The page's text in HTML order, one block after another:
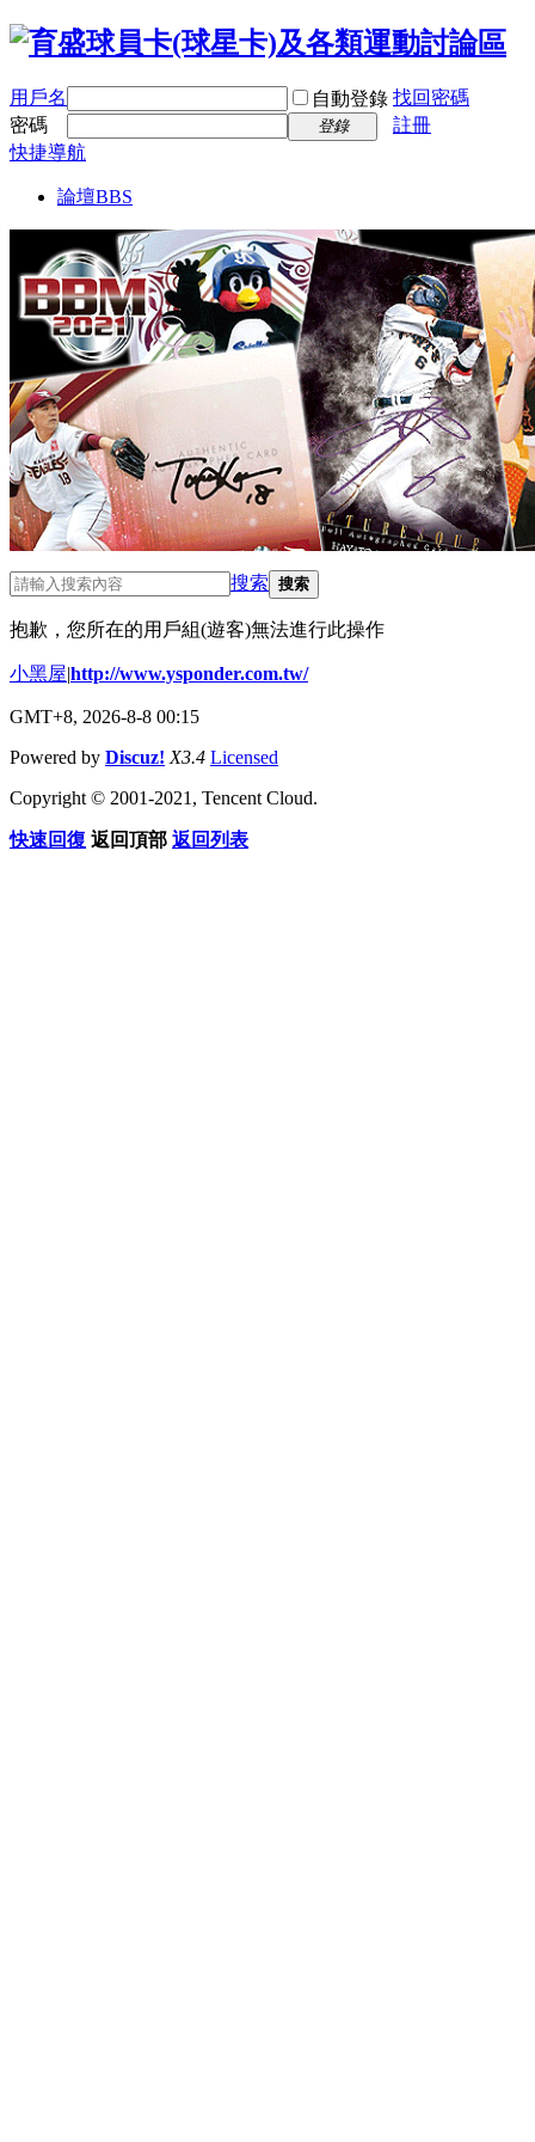
用戶名 自動登錄 找回密碼
密碼
登錄
註冊
快捷導航
論壇BBS
搜索 搜索
抱歉，您所在的用戶組(遊客)無法進行此操作
小黑屋|http://www.ysponder.com.tw/
GMT+8, 2026-8-8 00:15
Powered by Discuz! X3.4 Licensed
Copyright © 2001-2021, Tencent Cloud.
快速回復 返回頂部 返回列表